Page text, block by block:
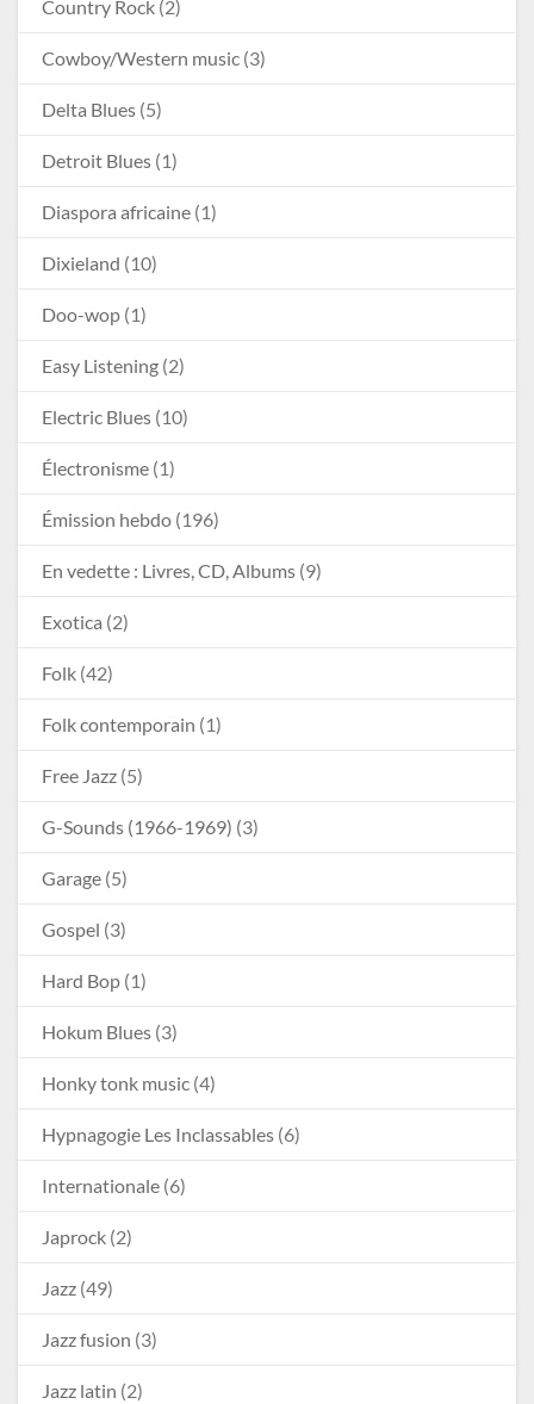
Country Rock (2)
Cowboy/Western music (3)
Delta Blues (5)
Detroit Blues (1)
Diaspora africaine (1)
Dixieland (10)
Doo-wop (1)
Easy Listening (2)
Electric Blues (10)
Électronisme (1)
Émission hebdo (196)
En vedette : Livres, CD, Albums (9)
Exotica (2)
Folk (42)
Folk contemporain (1)
Free Jazz (5)
G-Sounds (1966-1969) (3)
Garage (5)
Gospel (3)
Hard Bop (1)
Hokum Blues (3)
Honky tonk music (4)
Hypnagogie Les Inclassables (6)
Internationale (6)
Japrock (2)
Jazz (49)
Jazz fusion (3)
Jazz latin (2)